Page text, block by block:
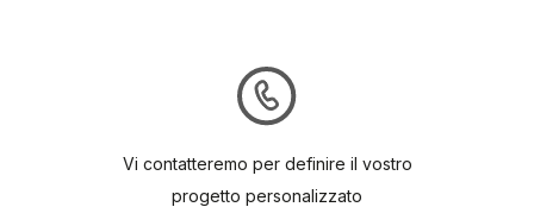
Vi contatteremo per definire il vostro
progetto personalizzato